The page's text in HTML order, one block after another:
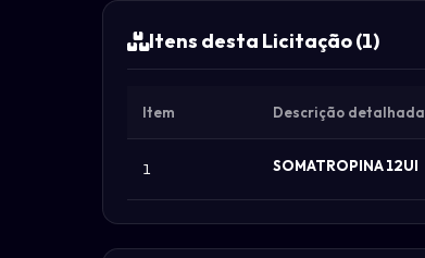
Itens desta Licitação (1)
Item Descrição detalhada
1 SOMATROPINA 12UI